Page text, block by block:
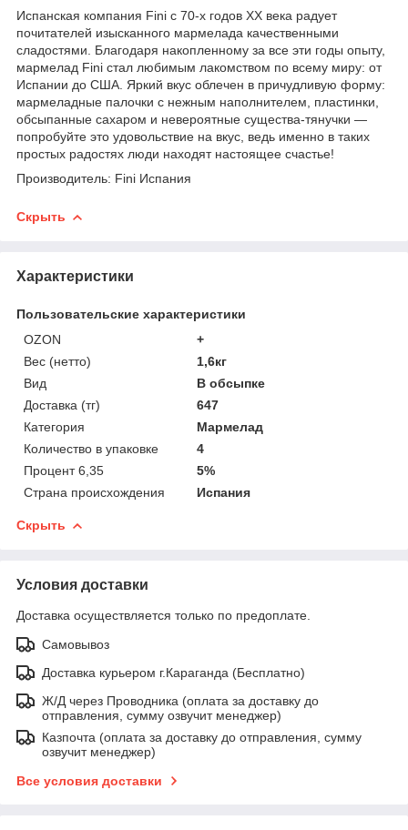
Испанская компания Fini с 70-х годов XX века радует
почитателей изысканного мармелада качественными
сладостями. Благодаря накопленному за все эти годы опыту,
мармелад Fini стал любимым лакомством по всему миру: от
Испании до США. Яркий вкус облечен в причудливую форму:
мармеладные палочки с нежным наполнителем, пластинки,
обсыпанные сахаром и невероятные существа-тянучки —
попробуйте это удовольствие на вкус, ведь именно в таких
простых радостях люди находят настоящее счастье!
Производитель: Fini Испания
Скрыть
Характеристики
Пользовательские характеристики
OZON
+
Вес (нетто)
1,6кг
Вид
В обсыпке
Доставка (тг)
647
Категория
Мармелад
Количество в упаковке
4
Процент 6,35
5%
Страна происхождения
Испания
Скрыть
Условия доставки
Доставка осуществляется только по предоплате.
Самовывоз
Доставка курьером г.Караганда (Бесплатно)
Ж/Д через Проводника (оплата за доставку до
отправления, сумму озвучит менеджер)
Казпочта (оплата за доставку до отправления, сумму
озвучит менеджер)
Все условия доставки